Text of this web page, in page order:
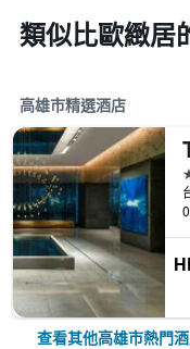
類似比歐緻居
高雄市精選酒店
查看其他高雄市熱門